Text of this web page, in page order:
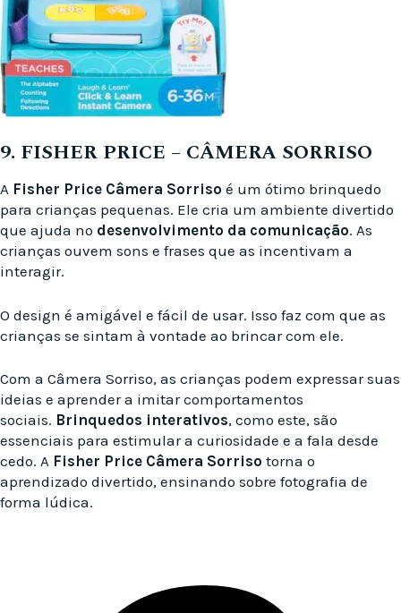
9. FISHER PRICE – CÂMERA SORRISO
A Fisher Price Câmera Sorriso é um ótimo brinquedo
para crianças pequenas. Ele cria um ambiente divertido
que ajuda no desenvolvimento da comunicação. As
crianças ouvem sons e frases que as incentivam a
interagir.
O design é amigável e fácil de usar. Isso faz com que as
crianças se sintam à vontade ao brincar com ele.
Com a Câmera Sorriso, as crianças podem expressar suas
ideias e aprender a imitar comportamentos
sociais. Brinquedos interativos, como este, são
essenciais para estimular a curiosidade e a fala desde
cedo. A Fisher Price Câmera Sorriso torna o
aprendizado divertido, ensinando sobre fotografia de
forma lúdica.